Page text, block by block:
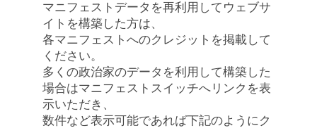
マニフェストデータを再利用してウェブサ
イトを構築した方は、
各マニフェストへのクレジットを掲載して
ください。
多くの政治家のデータを利用して構築した
場合はマニフェストスイッチへリンクを表
示いただき、
数件など表示可能であれば下記のようにク